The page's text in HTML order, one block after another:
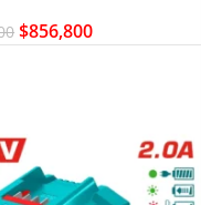
$856,800